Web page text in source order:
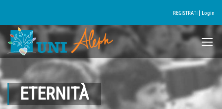
REGISTRATI | Login
ETERNITÀ